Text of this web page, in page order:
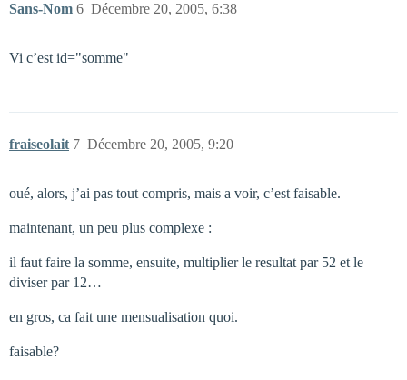
Sans-Nom Décembre 20, 2005, 6:38
6
Vi c’est id="somme"
fraiseolait Décembre 20, 2005, 9:20
7
oué, alors, j’ai pas tout compris, mais a voir, c’est faisable.
maintenant, un peu plus complexe :
il faut faire la somme, ensuite, multiplier le resultat par 52 et le
diviser par 12…
en gros, ca fait une mensualisation quoi.
faisable?